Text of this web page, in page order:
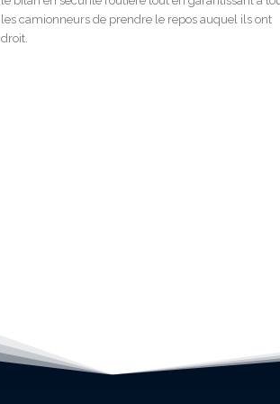
les camionneurs de prendre le repos auquel ils ont
droit.